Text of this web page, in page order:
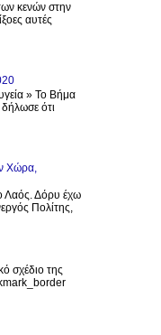
κενών στην
αυτές
» Το Βήμα
ότι
Χώρα,
Λαός. Δόρυ έχω
Πολίτης,
σχέδιο της